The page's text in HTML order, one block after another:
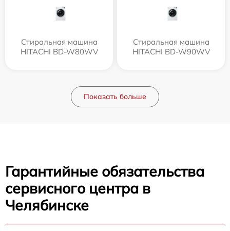
Стиральная машина
HITACHI BD-W80WV
Стиральная машина
HITACHI BD-W90WV
Показать больше
Гарантийные обязательства
сервисного центра в
Челябинске